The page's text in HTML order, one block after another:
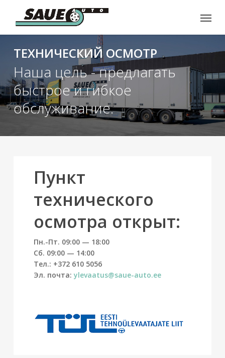
content
Menu
ТЕХНИЧЕСКИЙ ОСМОТР
Наша цель - предлагать
быстрое и гибкое
обслуживание.
Пункт
технического
осмотра открыт:
Пн.-Пт. 09:00 — 18:00
Сб. 09:00 — 14:00
Тел.: +372 610 5056
Эл. почта: ylevaatus@saue-auto.ee